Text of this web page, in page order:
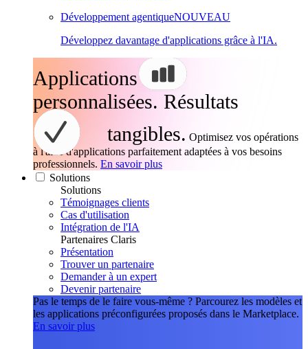
Développement agentiqueNOUVEAU
Développez davantage d'applications grâce à l'IA.
Applications
personnalisées. Résultats
tangibles. Optimisez vos opérations
à l'aide d'applications parfaitement adaptées à vos besoins
professionnels. En savoir plus
Solutions
Solutions
Témoignages clients
Cas d'utilisation
Intégration de l'IA
Partenaires Claris
Présentation
Trouver un partenaire
Demander à un expert
Devenir partenaire
Pas le temps de le faire vous-même ? Parcourez les modèles et
les applications préconfigurées proposés dans le Marketplace.
En savoir plus